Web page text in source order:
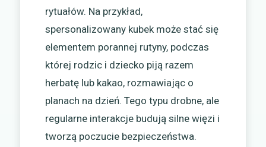
rytuałów. Na przykład,
spersonalizowany kubek może stać się
elementem porannej rutyny, podczas
której rodzic i dziecko piją razem
herbatę lub kakao, rozmawiając o
planach na dzień. Tego typu drobne, ale
regularne interakcje budują silne więzi i
tworzą poczucie bezpieczeństwa.